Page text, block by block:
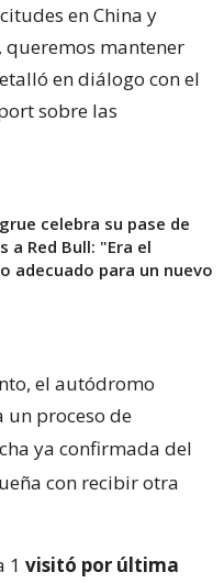
en China y
queremos mantener
en diálogo con el
sobre las
celebra su pase de
a Red Bull: "Era el
adecuado para un nuevo
el autódromo
un proceso de
ya confirmada del
con recibir otra
1 visitó por última